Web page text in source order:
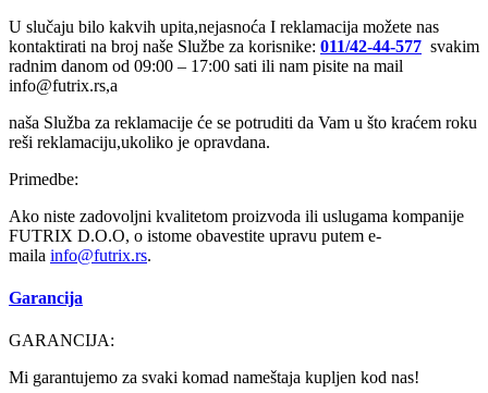
U slučaju bilo kakvih upita,nejasnoća I reklamacija možete nas
kontaktirati na broj naše Službe za korisnike: 011/42-44-577 svakim
radnim danom od 09:00 – 17:00 sati ili nam pisite na mail
info@futrix.rs,a
naša Služba za reklamacije će se potruditi da Vam u što kraćem roku
reši reklamaciju,ukoliko je opravdana.
Primedbe:
Ako niste zadovoljni kvalitetom proizvoda ili uslugama kompanije
FUTRIX D.O.O, o istome obavestite upravu putem e-
maila info@futrix.rs.
Garancija
GARANCIJA:
Mi garantujemo za svaki komad nameštaja kupljen kod nas!